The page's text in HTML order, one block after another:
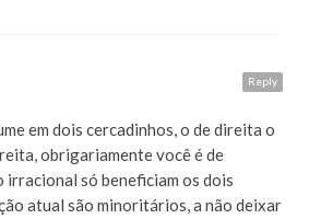
Reply
em dois cercadinhos, o de direita o
obrigariamente você é de
irracional só beneficiam os dois
atual são minoritários, a não deixar